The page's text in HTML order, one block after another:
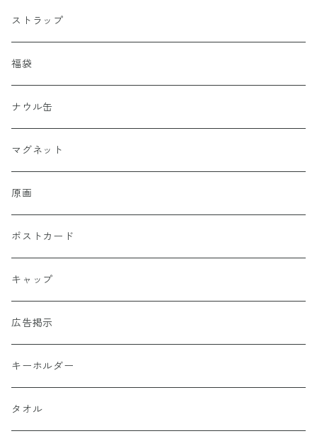
ストラップ
福袋
ナウル缶
マグネット
原画
ポストカード
キャップ
広告掲示
キーホルダー
タオル